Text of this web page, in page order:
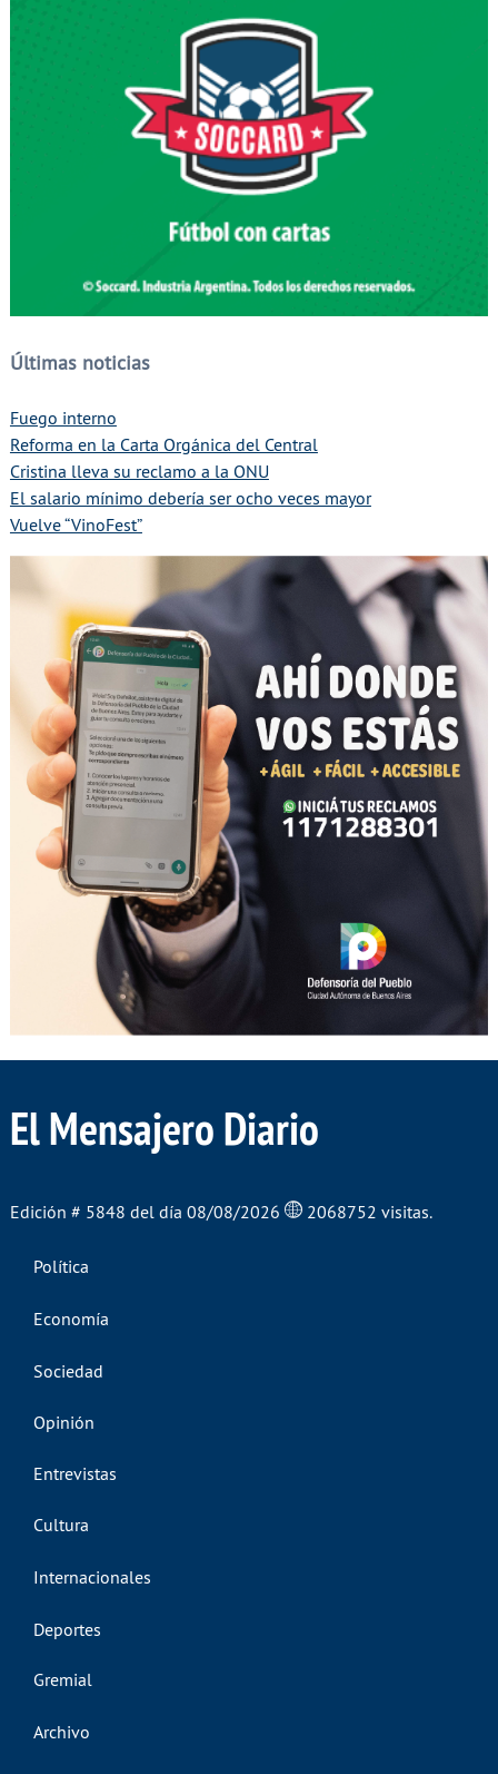
Últimas noticias
Fuego interno
Reforma en la Carta Orgánica del Central
Cristina lleva su reclamo a la ONU
El salario mínimo debería ser ocho veces mayor
Vuelve “VinoFest”
El Mensajero Diario
Edición # 5848 del día 08/08/2026 2068752 visitas.
Política
Economía
Sociedad
Opinión
Entrevistas
Cultura
Internacionales
Deportes
Gremial
Archivo